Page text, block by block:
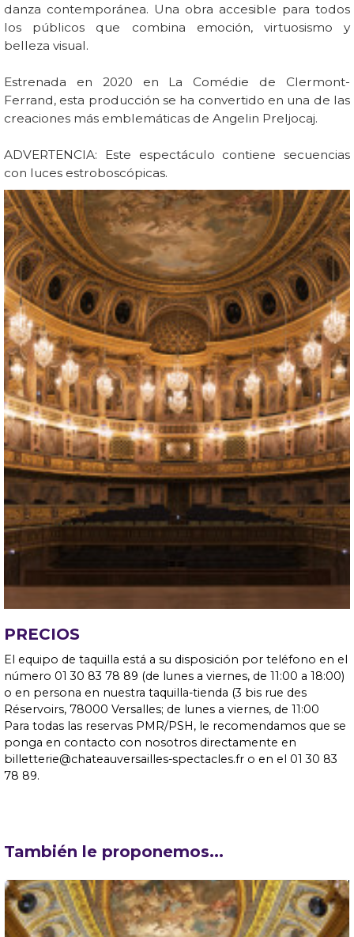
danza contemporánea. Una obra accesible para todos
los públicos que combina emoción, virtuosismo y
belleza visual.
Estrenada en 2020 en La Comédie de Clermont-
Ferrand, esta producción se ha convertido en una de las
creaciones más emblemáticas de Angelin Preljocaj.
ADVERTENCIA: Este espectáculo contiene secuencias
con luces estroboscópicas.
PRECIOS
El equipo de taquilla está a su disposición por teléfono en el
número 01 30 83 78 89 (de lunes a viernes, de 11:00 a 18:00)
o en persona en nuestra taquilla-tienda (3 bis rue des
Réservoirs, 78000 Versalles; de lunes a viernes, de 11:00
Para todas las reservas PMR/PSH, le recomendamos que se
ponga en contacto con nosotros directamente en
billetterie@chateauversailles-spectacles.fr o en el 01 30 83
78 89.
También le proponemos...